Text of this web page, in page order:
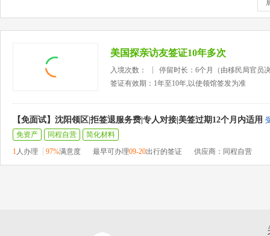
美国探亲访友签证10年多次
入境次数：
停留时长：6个月（由移民局官员
签证有效期：1年至10年,以使领馆签发为准
【免面试】沈阳领区|拒签退服务费|专人对接|美签过期12个月内适用
免资产
同程自营
简化材料
1人办理 97%满意度 最早可办理09-20出行的签证 供应商：同程自营